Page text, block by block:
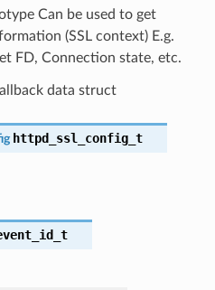
Can be used to get
(SSL context) E.g.
FD, Connection state, etc.
data struct
httpd_ssl_config_t